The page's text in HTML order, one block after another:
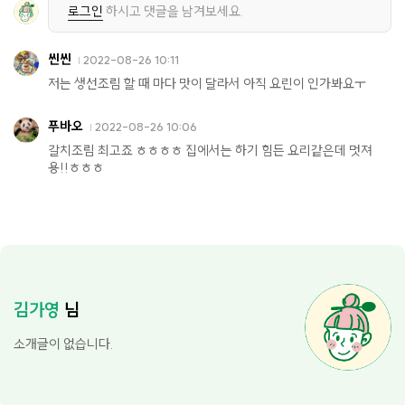
로그인 하시고 댓글을 남겨보세요.
씬씬 2022-08-26 10:11
저는 생선조림 할 때 마다 맛이 달라서 아직 요린이 인가봐요ㅜ
푸바오 2022-08-26 10:06
갈치조림 최고죠 ㅎㅎㅎㅎ 집에서는 하기 힘든 요리같은데 멋져
용!!ㅎㅎㅎ
김가영 님
소개글이 없습니다.